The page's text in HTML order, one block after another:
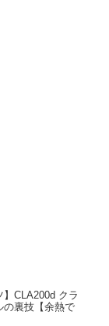
】CLA200d クラ
の裏技【余熱で